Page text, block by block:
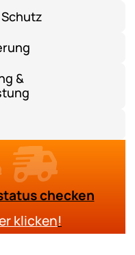
&
checken
klicken!